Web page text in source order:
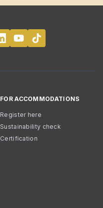
FOR ACCOMMODATIONS
Register here
Sustainability check
Certification